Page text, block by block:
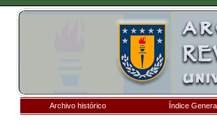
Archivo histórico Índice